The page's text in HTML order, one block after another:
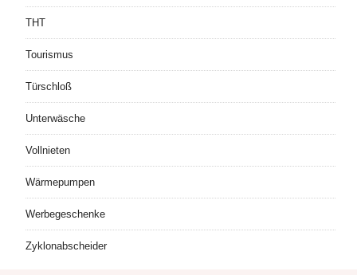
THT
Tourismus
Türschloß
Unterwäsche
Vollnieten
Wärmepumpen
Werbegeschenke
Zyklonabscheider